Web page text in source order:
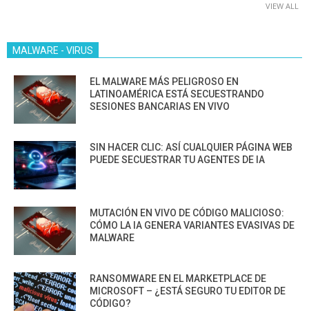
VIEW ALL
MALWARE - VIRUS
EL MALWARE MÁS PELIGROSO EN
LATINOAMÉRICA ESTÁ SECUESTRANDO
SESIONES BANCARIAS EN VIVO
SIN HACER CLIC: ASÍ CUALQUIER PÁGINA WEB
PUEDE SECUESTRAR TU AGENTES DE IA
MUTACIÓN EN VIVO DE CÓDIGO MALICIOSO:
CÓMO LA IA GENERA VARIANTES EVASIVAS DE
MALWARE
RANSOMWARE EN EL MARKETPLACE DE
MICROSOFT – ¿ESTÁ SEGURO TU EDITOR DE
CÓDIGO?